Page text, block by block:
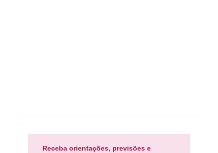
Receba orientações, previsões e